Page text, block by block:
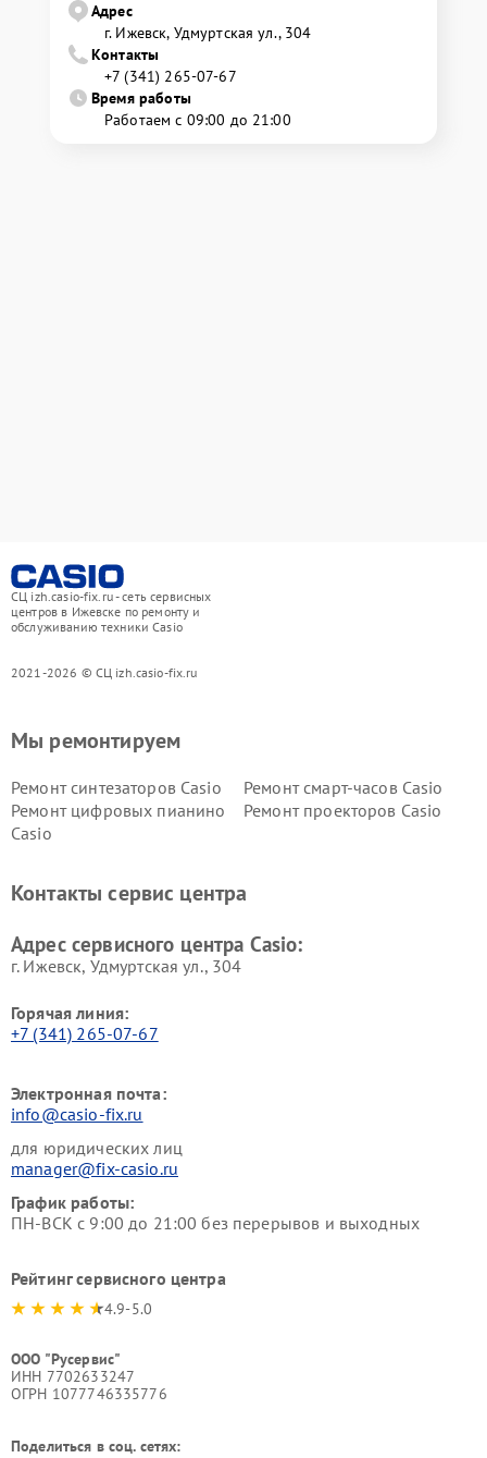
Адрес
г. Ижевск, Удмуртская ул., 304
Контакты
+7 (341) 265-07-67
Время работы
Работаем с 09:00 до 21:00
СЦ izh.casio-fix.ru - сеть сервисных
центров в Ижевске по ремонту и
обслуживанию техники Casio
2021-2026 © СЦ izh.casio-fix.ru
Мы ремонтируем
Ремонт синтезаторов Casio
Ремонт смарт-часов Casio
Ремонт цифровых пианино
Casio
Ремонт проекторов Casio
Контакты сервис центра
Адрес сервисного центра Casio:
г. Ижевск, Удмуртская ул., 304
Горячая линия:
+7 (341) 265-07-67
Электронная почта:
info@casio-fix.ru
для юридических лиц
manager@fix-casio.ru
График работы:
ПН-ВСК с 9:00 до 21:00 без перерывов и выходных
Рейтинг сервисного центра
4.9-5.0
ООО "Русервис"
ИНН 7702633247
ОГРН 1077746335776
Поделиться в соц. сетях: